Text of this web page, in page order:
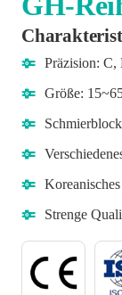
Präzision: C,
Größe:
Strenge